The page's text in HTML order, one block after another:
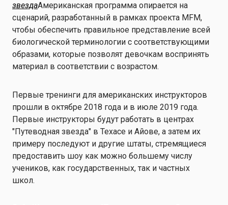
звездаАмериканская программа опирается на
сценарий, разработанный в рамках проекта MFM,
чтобы обеспечить правильное представление всей
биологической терминологии с соответствующими
образами, которые позволят девочкам воспринять
материал в соответствии с возрастом.
Первые тренинги для американских инструкторов
прошли в октябре 2018 года и в июле 2019 года.
Первые инструкторы будут работать в центрах
"Путеводная звезда" в Техасе и Айове, а затем их
примеру последуют и другие штаты, стремящиеся
предоставить шоу как можно большему числу
учеников, как государственных, так и частных
школ.